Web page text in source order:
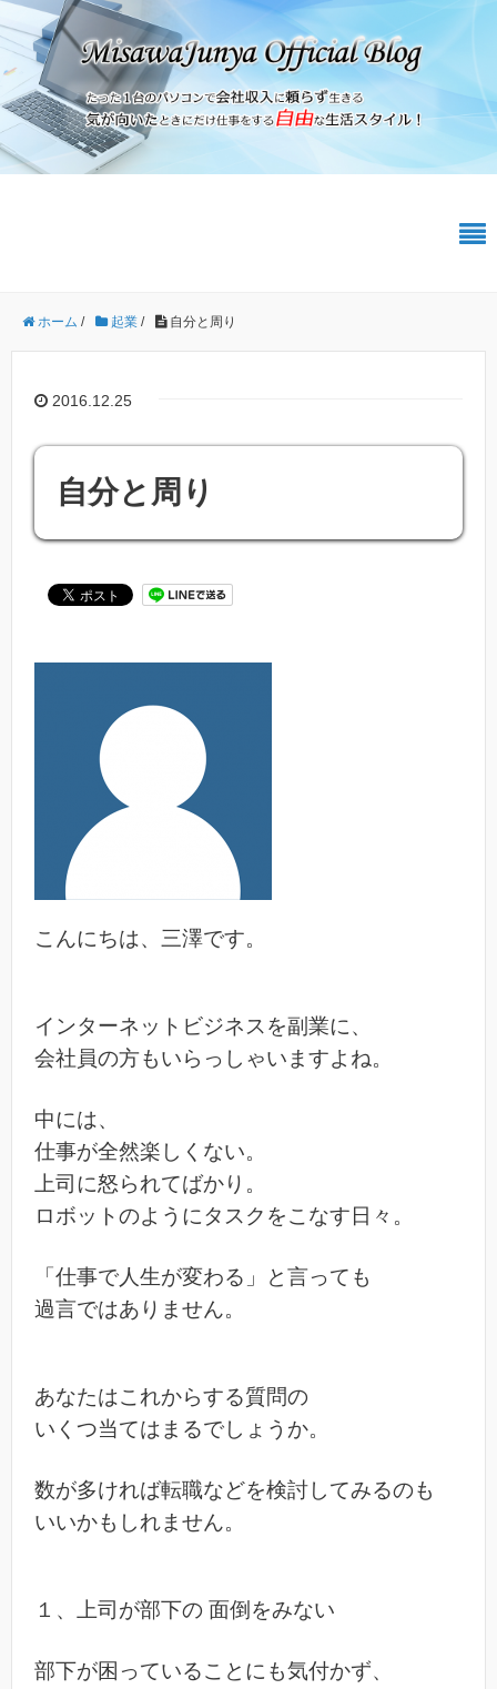
ホーム / 起業 / 自分と周り
2016.12.25
自分と周り
こんにちは、三澤です。
インターネットビジネスを副業に、
会社員の方もいらっしゃいますよね。
中には、
仕事が全然楽しくない。
上司に怒られてばかり。
ロボットのようにタスクをこなす日々。
「仕事で人生が変わる」と言っても
過言ではありません。
あなたはこれからする質問の
いくつ当てはまるでしょうか。
数が多ければ転職などを検討してみるのも
いいかもしれません。
１、上司が部下の 面倒をみない
部下が困っていることにも気付かず、